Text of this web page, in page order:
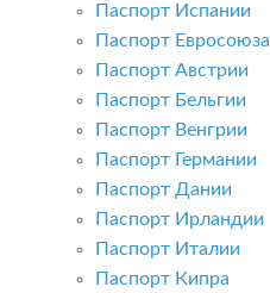
Паспорт Испании
Паспорт Евросоюза
Паспорт Австрии
Паспорт Бельгии
Паспорт Венгрии
Паспорт Германии
Паспорт Дании
Паспорт Ирландии
Паспорт Италии
Паспорт Кипра